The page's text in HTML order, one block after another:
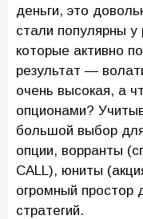
деньги, это
стали популярны у
которые активно
результат —
очень высокая, а
опционами?
большой выбор
опции, ворранты
CALL), юниты
огромный простор
стратегий.